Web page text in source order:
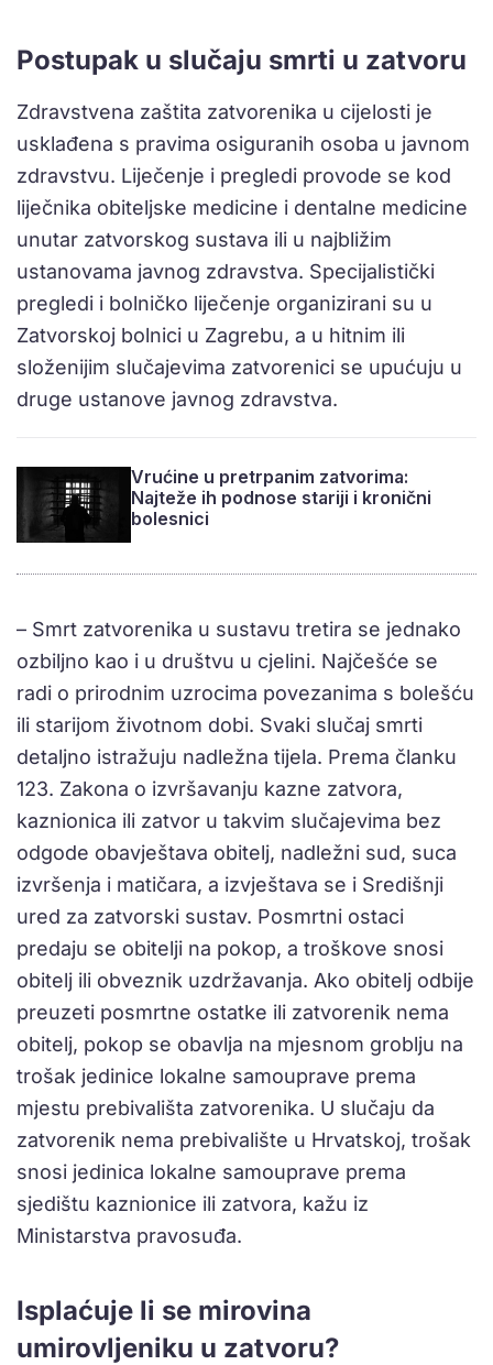
Postupak u slučaju smrti u zatvoru
Zdravstvena zaštita zatvorenika u cijelosti je
usklađena s pravima osiguranih osoba u javnom
zdravstvu. Liječenje i pregledi provode se kod
liječnika obiteljske medicine i dentalne medicine
unutar zatvorskog sustava ili u najbližim
ustanovama javnog zdravstva. Specijalistički
pregledi i bolničko liječenje organizirani su u
Zatvorskoj bolnici u Zagrebu, a u hitnim ili
složenijim slučajevima zatvorenici se upućuju u
druge ustanove javnog zdravstva.
Vrućine u pretrpanim zatvorima:
Najteže ih podnose stariji i kronični
bolesnici
– Smrt zatvorenika u sustavu tretira se jednako
ozbiljno kao i u društvu u cjelini. Najčešće se
radi o prirodnim uzrocima povezanima s bolešću
ili starijom životnom dobi. Svaki slučaj smrti
detaljno istražuju nadležna tijela. Prema članku
123. Zakona o izvršavanju kazne zatvora,
kaznionica ili zatvor u takvim slučajevima bez
odgode obavještava obitelj, nadležni sud, suca
izvršenja i matičara, a izvještava se i Središnji
ured za zatvorski sustav. Posmrtni ostaci
predaju se obitelji na pokop, a troškove snosi
obitelj ili obveznik uzdržavanja. Ako obitelj odbije
preuzeti posmrtne ostatke ili zatvorenik nema
obitelj, pokop se obavlja na mjesnom groblju na
trošak jedinice lokalne samouprave prema
mjestu prebivališta zatvorenika. U slučaju da
zatvorenik nema prebivalište u Hrvatskoj, trošak
snosi jedinica lokalne samouprave prema
sjedištu kaznionice ili zatvora, kažu iz
Ministarstva pravosuđa.
Isplaćuje li se mirovina
umirovljeniku u zatvoru?